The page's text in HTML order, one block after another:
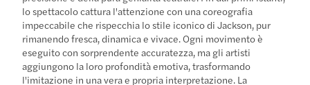
lo spettacolo cattura l'attenzione con una coreografia
impeccabile che rispecchia lo stile iconico di Jackson, pur
rimanendo fresca, dinamica e vivace. Ogni movimento è
eseguito con sorprendente accuratezza, ma gli artisti
aggiungono la loro profondità emotiva, trasformando
l'imitazione in una vera e propria interpretazione. La